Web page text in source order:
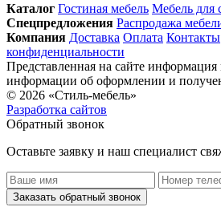
Каталог Гостиная мебель Мебель для
Спец­предложения Распродажа
Компания Доставка Оплата Контакты
конфиденциальности
Представленная на сайте
информации об оформлении и
© 2026 «Стиль-мебель»
Разработка сайтов
Обратный звонок
Оставьте заявку и наш специалист
Заказать обратный звонок